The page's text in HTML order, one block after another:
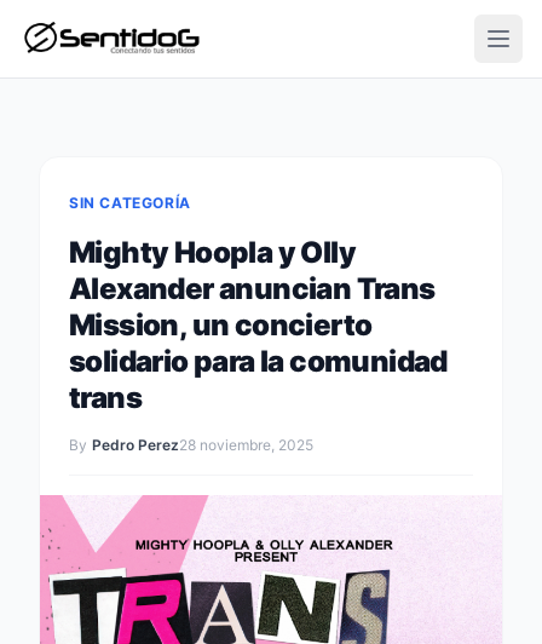
SIN CATEGORÍA
Mighty Hoopla y Olly
Alexander anuncian Trans
Mission, un concierto
solidario para la comunidad
trans
By Pedro Perez28 noviembre, 2025